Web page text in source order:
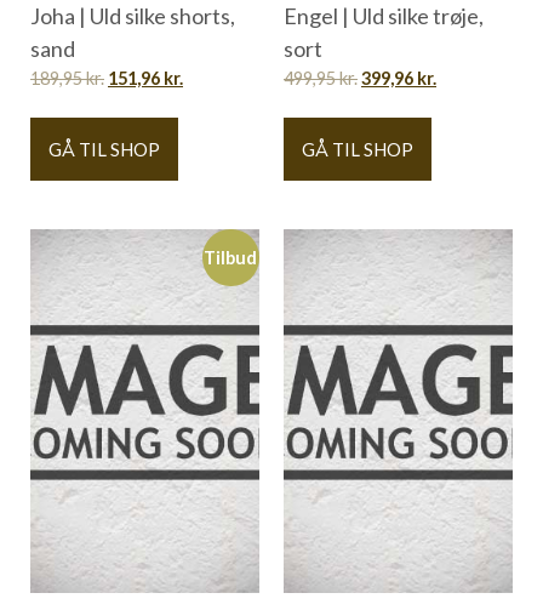
Joha | Uld silke shorts,
sand
189,95kr. 151,96 kr.
GÅ TIL SHOP
Engel | Uld silke trøje,
sort
499,95kr.399,96 kr.
GÅ TIL SHOP
Tilbud